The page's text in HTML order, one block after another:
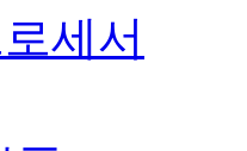
세서